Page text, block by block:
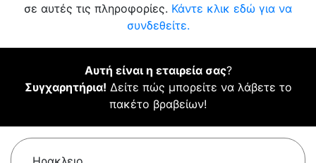
σε αυτές τις πληροφορίες. Κάντε κλικ εδώ για να
συνδεθείτε.
Αυτή είναι η εταιρεία σας?
Συγχαρητήρια! Δείτε πώς μπορείτε να λάβετε το
πακέτο βραβείων!